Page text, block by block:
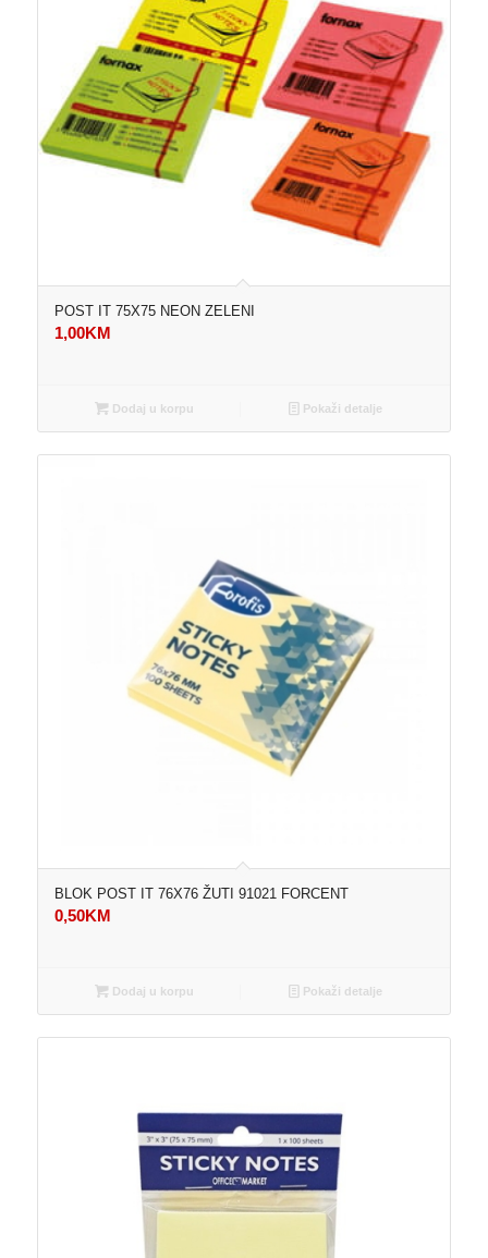
POST IT 75X75 NEON ZELENI
1,00KM
Dodaj u korpu Pokaži detalje
BLOK POST IT 76X76 ŽUTI 91021 FORCENT
0,50KM
Dodaj u korpu Pokaži detalje